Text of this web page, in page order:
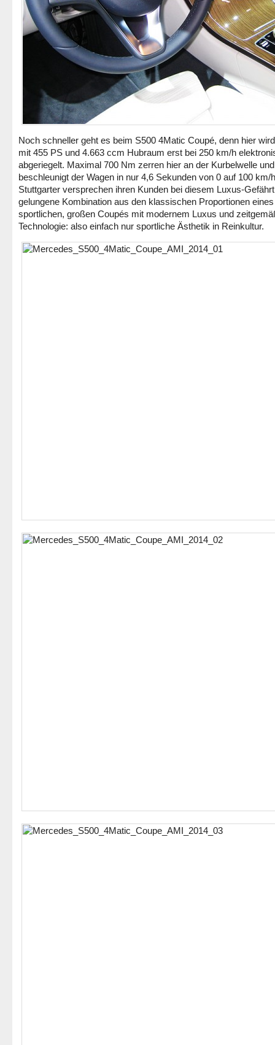
Noch schneller geht es beim S500 4Matic Coupé, denn hier
mit 455 PS und 4.663 ccm Hubraum erst bei 250 km/h
abgeriegelt. Maximal 700 Nm zerren hier an der Kurbelwelle
beschleunigt der Wagen in nur 4,6 Sekunden von 0 auf 100 km/
Stuttgarter versprechen ihren Kunden bei diesem Luxus-
gelungene Kombination aus den klassischen Proportionen eines
sportlichen, großen Coupés mit modernem Luxus und
Technologie: also einfach nur sportliche Ästhetik in Reinkultur.